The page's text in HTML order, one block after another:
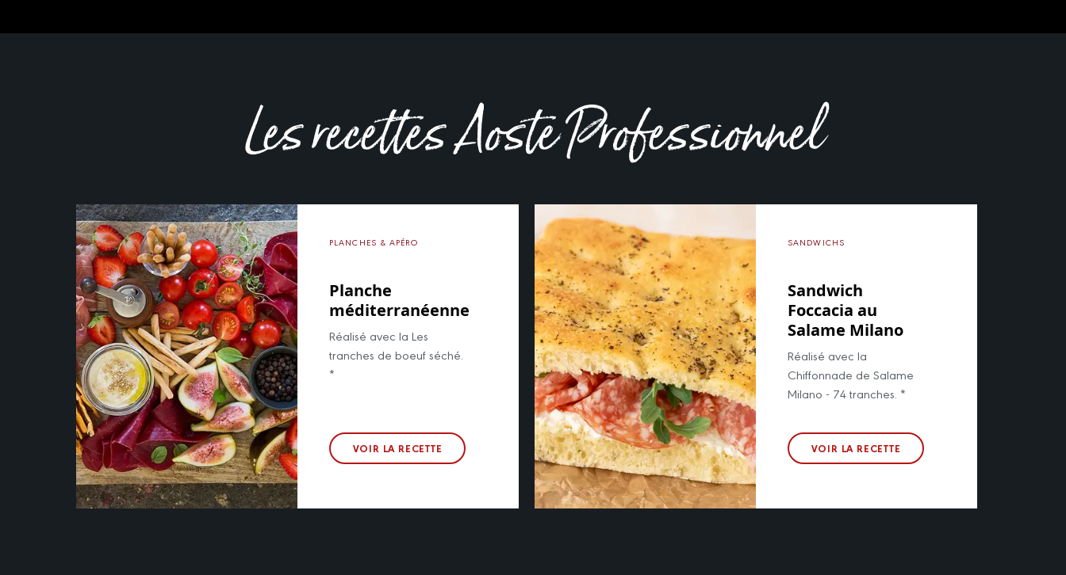
Les recettes Aoste Professionnel
PLANCHES & APÉRO
Planche
méditerranéenne
Réalisé avec la Les
tranches de boeuf séché.
*
VOIR LA RECETTE
SANDWICHS
Sandwich
Foccacia au
Salame Milano
Réalisé avec la
Chiffonnade de Salame
Milano - 74 tranches. *
VOIR LA RECETTE